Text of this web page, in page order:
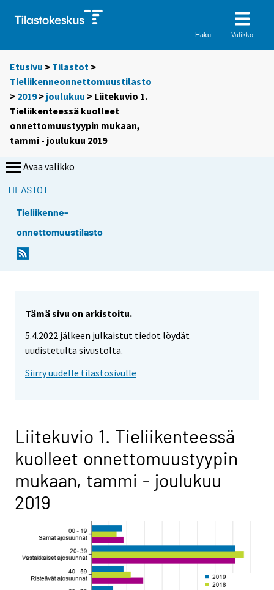
Haku Valikko
Etusivu > Tilastot >
Tieliikenneonnettomuustilasto
> 2019> joulukuu > Liitekuvio 1.
Tieliikenteessä kuolleet
onnettomuustyypin mukaan,
tammi - joulukuu 2019
Avaa valikko
TILASTOT
Tieliikenne-
onnettomuustilasto
Tämä sivu on arkistoitu.
5.4.2022 jälkeen julkaistut tiedot löydät
uudistetulta sivustolta.
Siirry uudelle tilastosivulle
Liitekuvio 1. Tieliikenteessä
kuolleet onnettomuustyypin
mukaan, tammi - joulukuu
2019